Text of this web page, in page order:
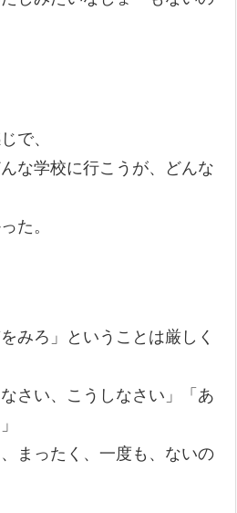
で、
な学校に行こうが、どんな
た。
みろ」ということは厳しく
さい、こうしなさい」「あ
まったく、一度も、ないの